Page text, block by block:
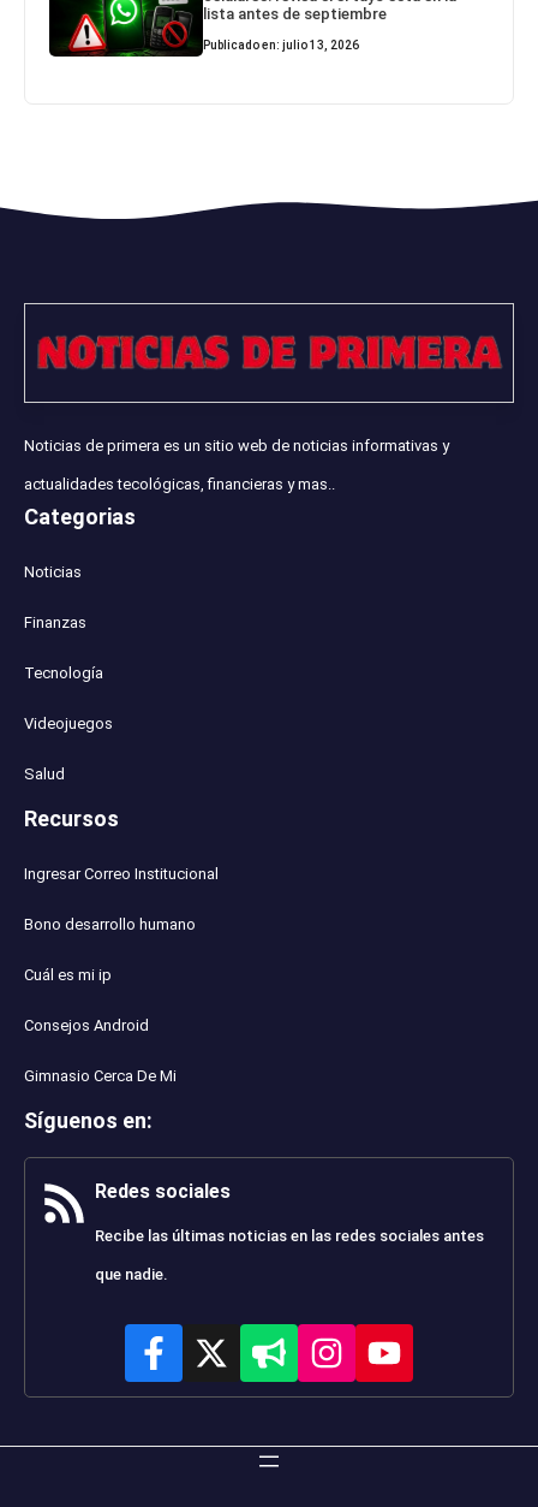
lista antes de septiembre
Publicado en: julio 13, 2026
Noticias de primera es un sitio web de noticias informativas y
actualidades tecológicas, financieras y mas..
Categorias
Noticias
Finanzas
Tecnología
Videojuegos
Salud
Recursos
Ingresar Correo Institucional
Bono desarrollo humano
Cuál es mi ip
Consejos Android
Gimnasio Cerca De Mi
Síguenos en:
Redes sociales
Recibe las últimas noticias en las redes sociales antes
que nadie.